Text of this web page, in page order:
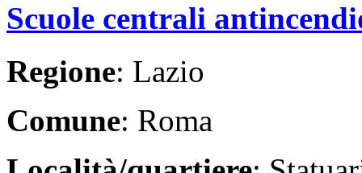
Scuole centrali
Regione: Lazio
Comune: Roma